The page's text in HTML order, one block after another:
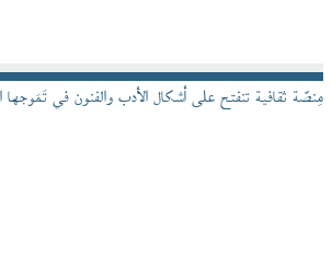
مِنصّة ثقافية تنفتح على أشكال الأدب والفنون في تَمَوجها